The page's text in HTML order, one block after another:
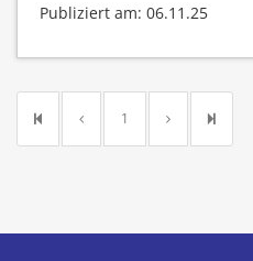
Publiziert am: 06.11.25
1